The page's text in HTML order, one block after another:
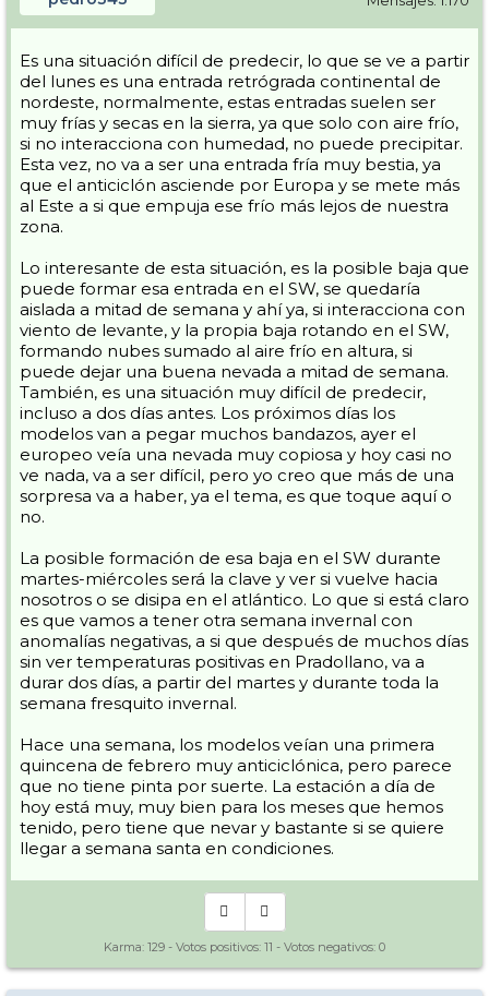
Es una situación difícil de predecir, lo que se ve a partir
del lunes es una entrada retrógrada continental de
nordeste, normalmente, estas entradas suelen ser
muy frías y secas en la sierra, ya que solo con aire frío,
si no interacciona con humedad, no puede precipitar.
Esta vez, no va a ser una entrada fría muy bestia, ya
que el anticiclón asciende por Europa y se mete más
al Este a si que empuja ese frío más lejos de nuestra
zona.
Lo interesante de esta situación, es la posible baja que
puede formar esa entrada en el SW, se quedaría
aislada a mitad de semana y ahí ya, si interacciona con
viento de levante, y la propia baja rotando en el SW,
formando nubes sumado al aire frío en altura, si
puede dejar una buena nevada a mitad de semana.
También, es una situación muy difícil de predecir,
incluso a dos días antes. Los próximos días los
modelos van a pegar muchos bandazos, ayer el
europeo veía una nevada muy copiosa y hoy casi no
ve nada, va a ser difícil, pero yo creo que más de una
sorpresa va a haber, ya el tema, es que toque aquí o
no.
La posible formación de esa baja en el SW durante
martes-miércoles será la clave y ver si vuelve hacia
nosotros o se disipa en el atlántico. Lo que si está claro
es que vamos a tener otra semana invernal con
anomalías negativas, a si que después de muchos días
sin ver temperaturas positivas en Pradollano, va a
durar dos días, a partir del martes y durante toda la
semana fresquito invernal.
Hace una semana, los modelos veían una primera
quincena de febrero muy anticiclónica, pero parece
que no tiene pinta por suerte. La estación a día de
hoy está muy, muy bien para los meses que hemos
tenido, pero tiene que nevar y bastante si se quiere
llegar a semana santa en condiciones.
Karma: 129 - Votos positivos: 11 - Votos negativos: 0